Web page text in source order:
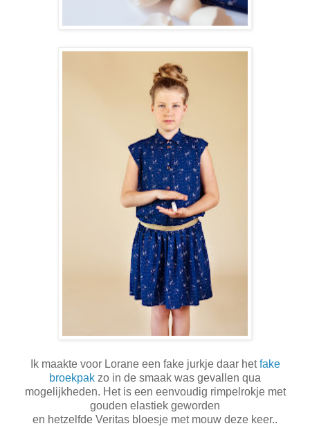
Ik maakte voor Lorane een fake jurkje daar hetfake
broekpak zo in de smaak was gevallen qua
mogelijkheden. Het is een eenvoudig rimpelrokje met
gouden elastiek geworden
en hetzelfde Veritas bloesje met mouw deze keer..